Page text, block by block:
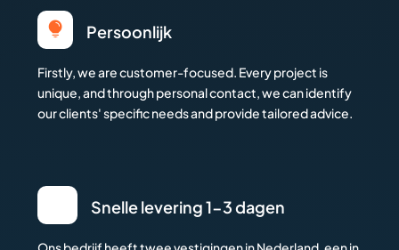
 Persoonlijk
Firstly, we are customer-focused. Every project is
unique, and through personal contact, we can identify
our clients' specific needs and provide tailored advice.
Snelle levering 1-3 dagen